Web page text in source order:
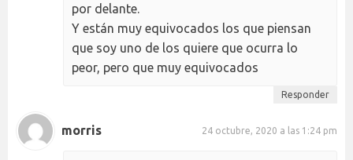
por delante.
Y están muy equivocados los que piensan
que soy uno de los quiere que ocurra lo
peor, pero que muy equivocados
Responder
morris 24 octubre, 2020 a las 1:24 pm